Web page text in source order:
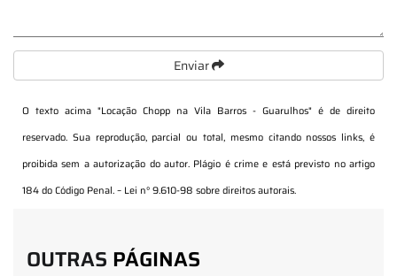
Enviar
O texto acima "Locação Chopp na Vila Barros - Guarulhos" é de direito
reservado. Sua reprodução, parcial ou total, mesmo citando nossos links, é
proibida sem a autorização do autor. Plágio é crime e está previsto no artigo
184 do Código Penal. – Lei n° 9.610-98 sobre direitos autorais.
OUTRAS PÁGINAS